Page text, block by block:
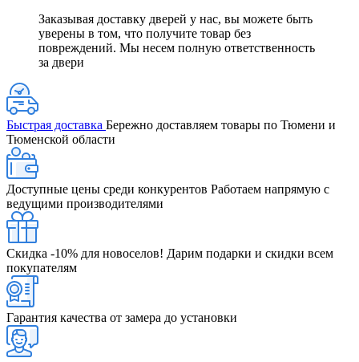
Заказывая доставку дверей у нас, вы можете быть
уверены в том, что получите товар без
повреждений. Мы несем полную ответственность
за двери
Быстрая доставка Бережно доставляем товары по Тюмени и
Тюменской области
Доступные цены среди конкурентов Работаем напрямую с
ведущими производителями
Скидка -10% для новоселов! Дарим подарки и скидки всем
покупателям
Гарантия качества от замера до установки